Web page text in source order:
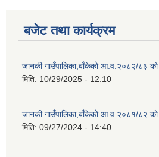
बजेट तथा कार्यक्रम
जानकी गाउँपालिका,बाँकेको आ.व.२०८२/८३ को
मिति: 10/29/2025 - 12:10
जानकी गाउँपालिका,बाँकेको आ.व.२०८१/८२ को
मिति: 09/27/2024 - 14:40